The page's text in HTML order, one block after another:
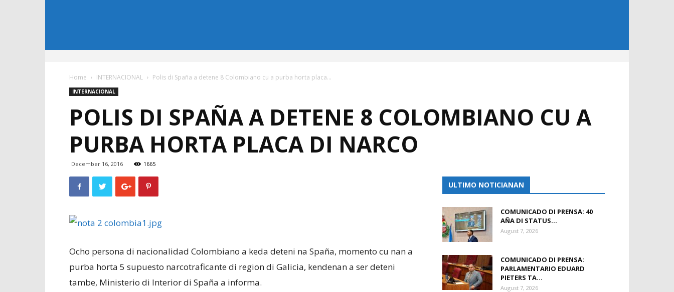
Home INTERNACIONAL Polis di Spaña a detene 8 Colombiano cu a purba horta placa...
INTERNACIONAL
POLIS DI SPAÑA A DETENE 8 COLOMBIANO CU A
PURBA HORTA PLACA DI NARCO
December 16, 2016 1665
Ocho persona di nacionalidad Colombiano a keda deteni na Spaña, momento cu nan a
purba horta 5 supuesto narcotraficante di region di Galicia, kendenan a ser deteni
tambe, Ministerio di Interior di Spaña a informa.
ULTIMO NOTICIANAN
COMUNICADO DI PRENSA: 40
AÑA DI STATUS...
August 7, 2026
COMUNICADO DI PRENSA:
PARLAMENTARIO EDUARD
PIETERS TA...
August 7, 2026